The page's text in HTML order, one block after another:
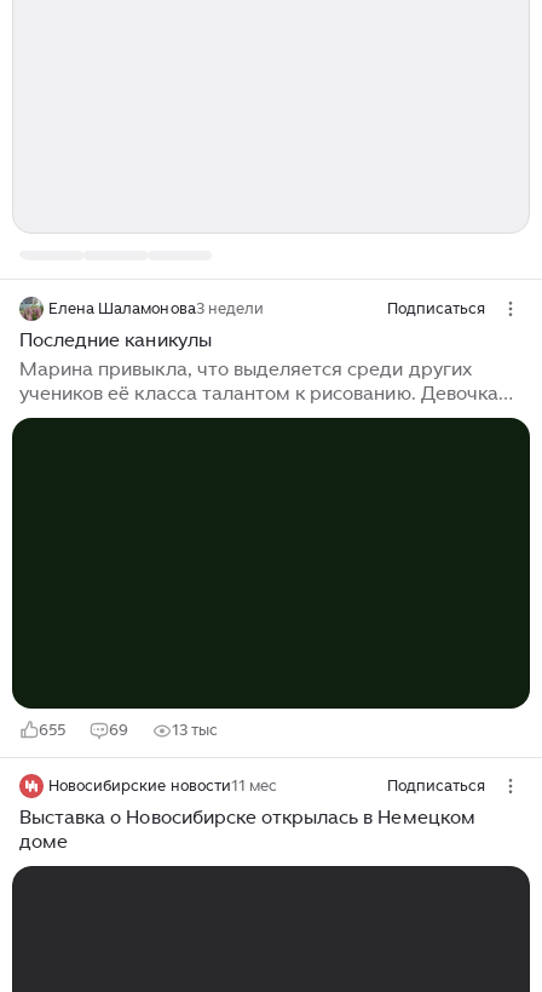
Елена Шаламонова3 недели Подписаться
Последние каникулы
Марина привыкла, что выделяется среди других
учеников её класса талантом к рисованию. Девочка
оформляла стенгазеты, рисовала для учителей
655 69 13 тыс
Новосибирские новости11 мес Подписаться
Выставка о Новосибирске открылась в Немецком
доме